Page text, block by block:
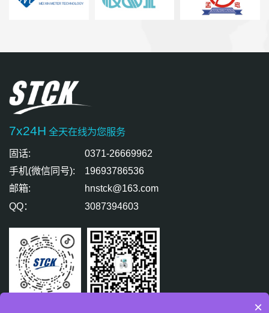
7x24H 全天在线为您服务
固话:
0371-26669962
手机(微信同号):
19693786536
邮箱:
hnstck@163.com
QQ：
3087394603
×